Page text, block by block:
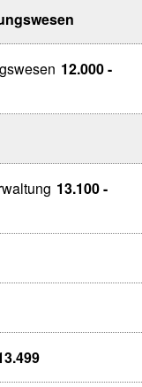
12.000 -
13.100 -